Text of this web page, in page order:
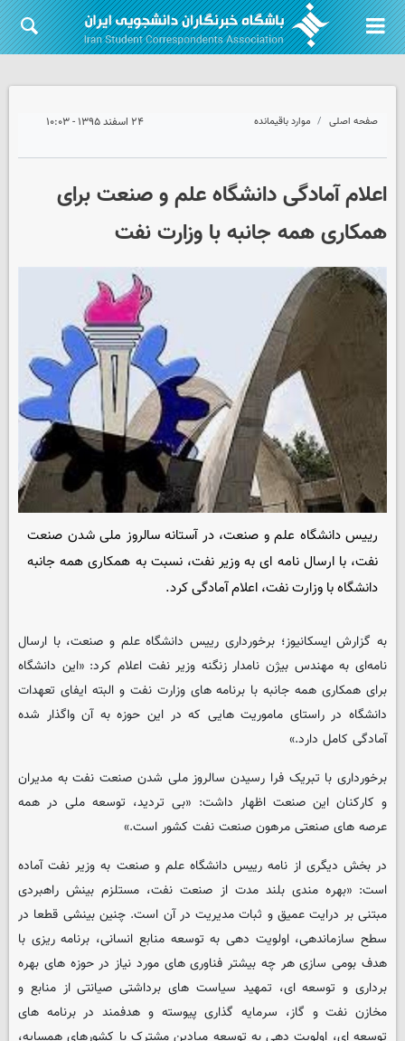
صفحه اصلی موارد باقیمانده ۲۴ اسفند ۱۳۹۵ - ۱۰:۰۳
اعلام آمادگی دانشگاه علم و صنعت برای
همکاری همه جانبه با وزارت نفت
رییس دانشگاه علم و صنعت، در آستانه سالروز ملی شدن صنعت
نفت، با ارسال نامه ای به وزیر نفت، نسبت به همکاری همه جانبه
دانشگاه با وزارت نفت، اعلام آمادگی کرد.
به گزارش ایسکانیوز؛ برخورداری رییس دانشگاه علم و صنعت، با ارسال
نامه‌ای به مهندس بیژن نامدار زنگنه وزیر نفت اعلام کرد: «این دانشگاه
برای همکاری همه جانبه با برنامه های وزارت نفت و البته ایفای تعهدات
دانشگاه در راستای ماموریت هایی که در این حوزه به آن واگذار شده
آمادگی کامل دارد.»
برخورداری با تبریک فرا رسیدن سالروز ملی شدن صنعت نفت به مدیران
و کارکنان این صنعت اظهار داشت: «بی تردید، توسعه ملی در همه
عرصه های صنعتی مرهون صنعت نفت کشور است.»
در بخش دیگری از نامه رییس دانشگاه علم و صنعت به وزیر نفت آماده
است: «بهره مندی بلند مدت از صنعت نفت، مستلزم بینش راهبردی
مبتنی بر درایت عمیق و ثبات مدیریت در آن است. چنین بینشی قطعا در
سطح سازماندهی، اولویت دهی به توسعه منابع انسانی، برنامه ریزی با
هدف بومی سازی هر چه بیشتر فناوری های مورد نیاز در حوزه های بهره
برداری و توسعه ای، تمهید سیاست های برداشتی صیانتی از منابع و
مخازن نفت و گاز، سرمایه گذاری پیوسته و هدفمند در برنامه های